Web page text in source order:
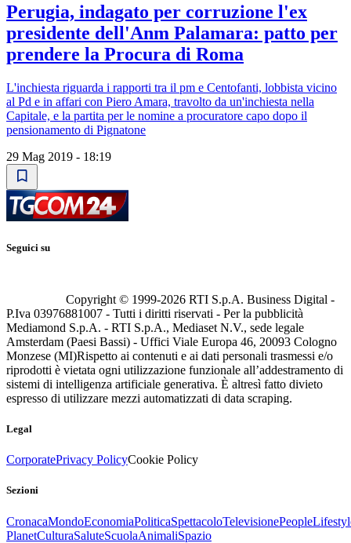
Perugia, indagato per corruzione l'ex
presidente dell'Anm Palamara: patto per
prendere la Procura di Roma
L'inchiesta riguarda i rapporti tra il pm e Centofanti, lobbista vicino
al Pd e in affari con Piero Amara, travolto da un'inchiesta nella
Capitale, e la partita per le nomine a procuratore capo dopo il
pensionamento di Pignatone
29 Mag 2019 - 18:19
Seguici su
Copyright © 1999-2026 RTI S.p.A. Business Digital -
P.Iva 03976881007 - Tutti i diritti riservati - Per la pubblicità
Mediamond S.p.A. - RTI S.p.A., Mediaset N.V., sede legale
Amsterdam (Paesi Bassi) - Uffici Viale Europa 46, 20093 Cologno
Monzese (MI)Rispetto ai contenuti e ai dati personali trasmessi e/o
riprodotti è vietata ogni utilizzazione funzionale all’addestramento di
sistemi di intelligenza artificiale generativa. È altresì fatto divieto
espresso di utilizzare mezzi automatizzati di data scraping.
Legal
CorporatePrivacy PolicyCookie Policy
Sezioni
CronacaMondoEconomiaPoliticaSpettacoloTelevisionePeople
PlanetCulturaSaluteScuolaAnimaliSpazio